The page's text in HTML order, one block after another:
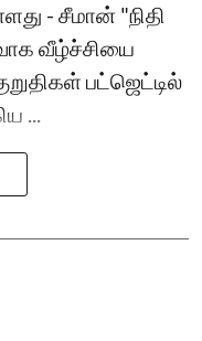
- சீமான் "நிதி
வீழ்ச்சியை
பட்ஜெட்டில்
...